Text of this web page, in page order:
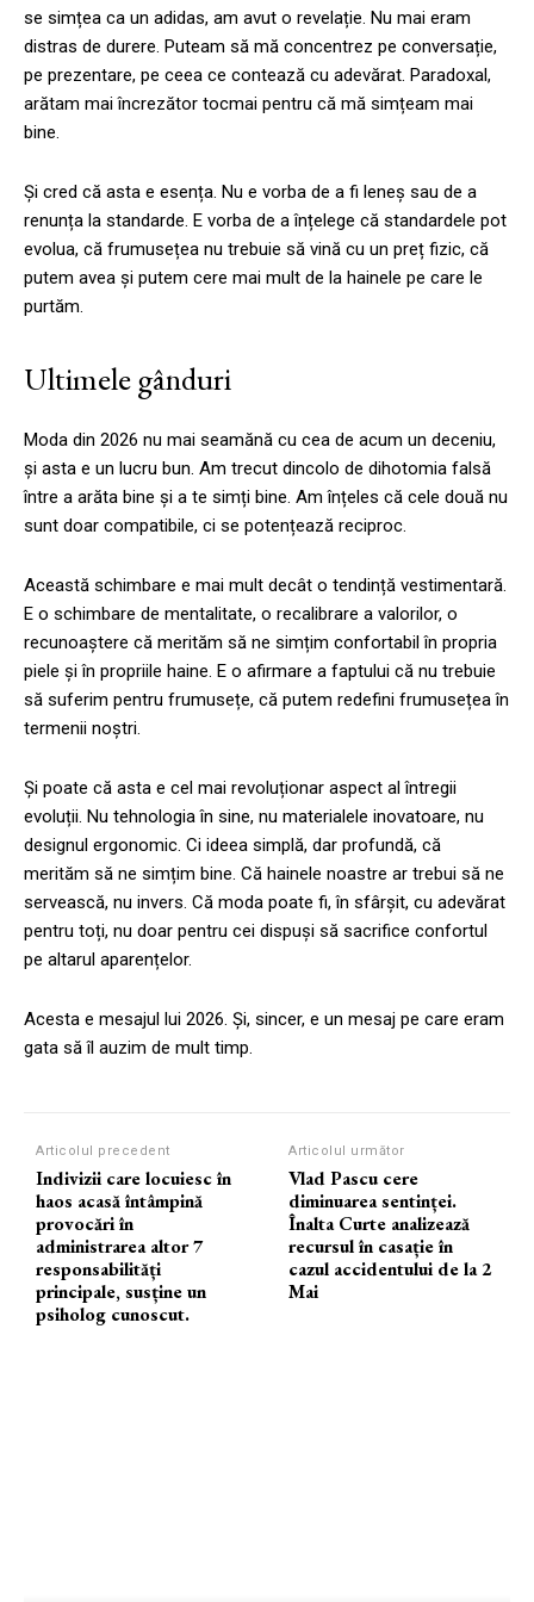
se simțea ca un adidas, am avut o revelație. Nu mai eram
distras de durere. Puteam să mă concentrez pe conversație,
pe prezentare, pe ceea ce contează cu adevărat. Paradoxal,
arătam mai încrezător tocmai pentru că mă simțeam mai
bine.
Și cred că asta e esența. Nu e vorba de a fi leneș sau de a
renunța la standarde. E vorba de a înțelege că standardele pot
evolua, că frumusețea nu trebuie să vină cu un preț fizic, că
putem avea și putem cere mai mult de la hainele pe care le
purtăm.
Ultimele gânduri
Moda din 2026 nu mai seamănă cu cea de acum un deceniu,
și asta e un lucru bun. Am trecut dincolo de dihotomia falsă
între a arăta bine și a te simți bine. Am înțeles că cele două nu
sunt doar compatibile, ci se potențează reciproc.
Această schimbare e mai mult decât o tendință vestimentară.
E o schimbare de mentalitate, o recalibrare a valorilor, o
recunoaștere că merităm să ne simțim confortabil în propria
piele și în propriile haine. E o afirmare a faptului că nu trebuie
să suferim pentru frumusețe, că putem redefini frumusețea în
termenii noștri.
Și poate că asta e cel mai revoluționar aspect al întregii
evoluții. Nu tehnologia în sine, nu materialele inovatoare, nu
designul ergonomic. Ci ideea simplă, dar profundă, că
merităm să ne simțim bine. Că hainele noastre ar trebui să ne
servească, nu invers. Că moda poate fi, în sfârșit, cu adevărat
pentru toți, nu doar pentru cei dispuși să sacrifice confortul
pe altarul aparențelor.
Acesta e mesajul lui 2026. Și, sincer, e un mesaj pe care eram
gata să îl auzim de mult timp.
Articolul precedent
Indivizii care locuiesc în
haos acasă întâmpină
provocări în
administrarea altor 7
responsabilități
principale, susține un
psiholog cunoscut.
Articolul următor
Vlad Pascu cere
diminuarea sentinței.
Înalta Curte analizează
recursul în casație în
cazul accidentului de la 2
Mai